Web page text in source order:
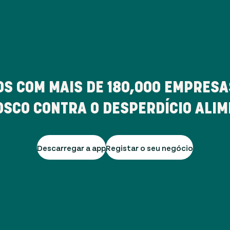
COM MAIS DE 180,000
CONTRA O DESPERDÍCIO
Descarregar a appRegistar o seu negócio